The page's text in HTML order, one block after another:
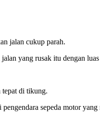
jalan cukup parah.
yang rusak itu dengan
tepat di tikung.
sepeda motor